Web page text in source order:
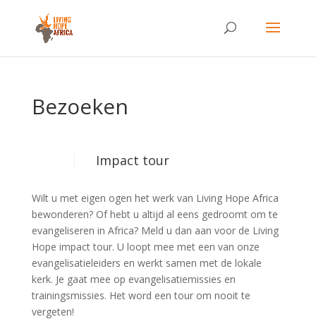
Bezoeken
Impact tour
Wilt u met eigen ogen het werk van Living Hope Africa
bewonderen? Of hebt u altijd al eens gedroomt om te
evangeliseren in Africa? Meld u dan aan voor de Living
Hope impact tour. U loopt mee met een van onze
evangelisatieleiders en werkt samen met de lokale
kerk. Je gaat mee op evangelisatiemissies en
trainingsmissies. Het word een tour om nooit te
vergeten!